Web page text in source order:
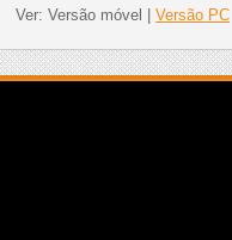
Ver: Versão móvel Versão PC